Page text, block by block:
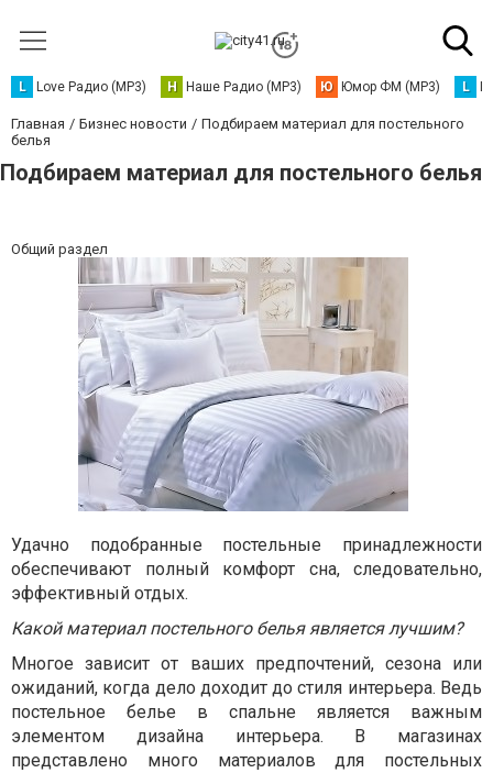
L Love Радио (MP3) Н Наше Радио (MP3) Ю Юмор ФМ (MP3) L
Главная Бизнес новости
Подбираем материал для постельного
белья
Подбираем материал для постельного белья
Общий раздел
Удачно подобранные постельные принадлежности
обеспечивают полный комфорт сна, следовательно,
эффективный отдых.
Какой материал постельного белья является лучшим?
Многое зависит от ваших предпочтений, сезона или
ожиданий, когда дело доходит до стиля интерьера. Ведь
постельное белье в спальне является важным
элементом дизайна интерьера. В магазинах
представлено много материалов для постельных